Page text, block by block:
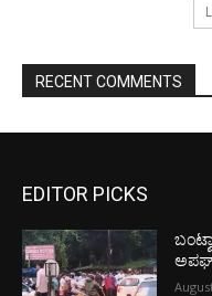
RECENT COMMENTS
EDITOR PICKS